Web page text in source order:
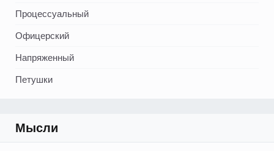
Процессуальный
Офицерский
Напряженный
Петушки
Мысли